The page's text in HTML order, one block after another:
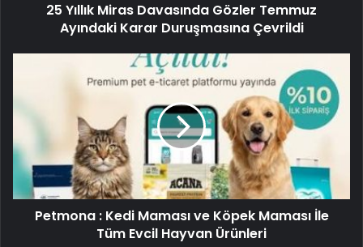
Çevrildi25 Yıllık Miras Davasında Gözler Temmuz
Ayındaki Karar Duruşmasına Çevrildi
Köpek
Maması
Tüm
Petmona : Kedi Maması ve Köpek Maması İle
Tüm Evcil Hayvan Ürünleri